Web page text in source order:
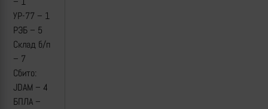
УР-77 – 1
РЭБ – 5
Склад б/п
– 7
Сбито:
JDAM – 4
БПЛА –